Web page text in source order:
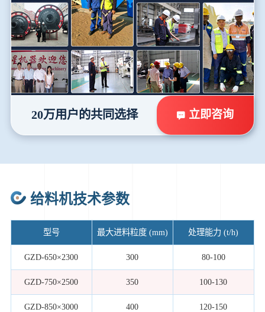
20万用户的共同选择 立即咨询
给料机技术参数
型号 最大进料粒度 (mm) 处理能力 (t/h)
GZD-650×2300 300 80-100
GZD-750×2500 350 100-130
GZD-850×3000 400 120-150